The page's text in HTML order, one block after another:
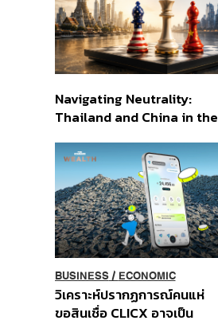
Navigating Neutrality:
Thailand and China in the
Order
BUSINESS/ ECONOMIC
วิเคราะห์ปรากฏการณ์คนแห่
ขอสินเชื่อ CLICX อาจเป็น